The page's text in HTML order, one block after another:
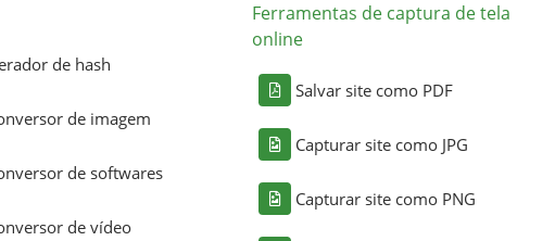
de hash
de imagem
de softwares
de vídeo
Ferramentas de captura de tela
online
Salvar site como PDF
Capturar site como JPG
Capturar site como PNG